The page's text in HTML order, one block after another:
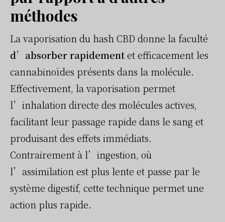
méthodes
La vaporisation du hash CBD donne la faculté
d’absorber rapidementet efficacement les
cannabinoïdes présents dans la molécule.
Effectivement, la vaporisation permet
l’inhalation directe des molécules actives,
facilitant leur passage rapide dans le sang et
produisant des effets immédiats.
Contrairement à l’ingestion, où
l’assimilation est plus lente et passe par le
système digestif, cette technique permet une
action plus rapide.